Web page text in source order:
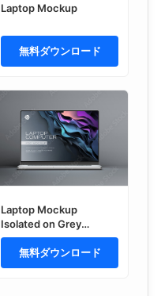
Laptop Mockup
無料ダウンロード
Laptop Mockup
Isolated on Grey
Background – Digital
Device Presentation
無料ダウンロード